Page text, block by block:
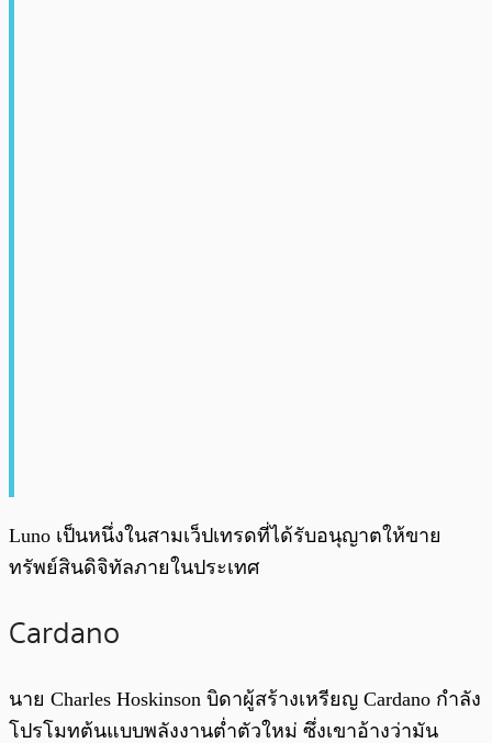
Luno เป็นหนึ่งในสามเว็ปเทรดที่ได้รับอนุญาตให้ขาย
ทรัพย์สินดิจิทัลภายในประเทศ
Cardano
นาย Charles Hoskinson บิดาผู้สร้างเหรียญ Cardano กำลัง
โปรโมทต้นแบบพลังงานต่ำตัวใหม่ ซึ่งเขาอ้างว่ามัน